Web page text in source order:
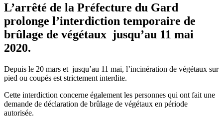
L’arrêté de la Préfecture du Gard
prolonge l’interdiction temporaire de
brûlage de végétaux jusqu’au 11 mai
2020.
Depuis le 20 mars et jusqu’au 11 mai, l’incinération de végétaux sur
pied ou coupés est strictement interdite.
Cette interdiction concerne également les personnes qui ont fait une
demande de déclaration de brûlage de végétaux en période
autorisée.